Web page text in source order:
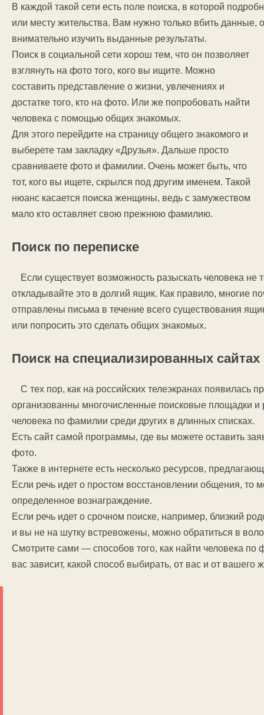
В каждой такой сети есть поле поиска, в которой
или месту жительства. Вам нужно только вбить данные,
внимательно изучить выданные результаты.
Поиск в социальной сети хорош тем, что он позволяет
взглянуть на фото того, кого вы ищите. Можно
составить представление о жизни, увлечениях и
достатке того, кто на фото. Или же попробовать найти
человека с помощью общих знакомых.
Для этого перейдите на страницу общего знакомого и
выберете там закладку «Друзья». Дальше просто
сравниваете фото и фамилии. Очень может быть, что
тот, кого вы ищете, скрылся под другим именем. Такой
нюанс касается поиска женщины, ведь с замужеством
мало кто оставляет свою прежнюю фамилию.
Поиск по переписке
Если существует возможность разыскать человека
откладывайте это в долгий ящик. Как правило, многие
отправлены письма в течение всего существования
или попросить это сделать общих знакомых.
Поиск на специализированных сайтах
С тех пор, как на российских телеэкранах
организованны многочисленные поисковые площадки
человека по фамилии среди других в длинных списках.
Есть сайт самой программы, где вы можете оставить
фото.
Также в интернете есть несколько ресурсов,
Если речь идет о простом восстановлении общения, то
определенное вознаграждение.
Если речь идет о срочном поиске, например, близкий
и вы не на шутку встревожены, можно обратиться в
Смотрите сами — способов того, как найти человека
вас зависит, какой способ выбирать, от вас и от